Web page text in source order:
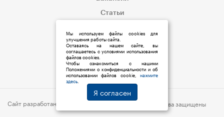
Статьи
Сайт разработан: © 2019 Мед:Store | Все права защищены
Мы используем файлы cookies для
улучшения работы сайта.
Оставаясь на нашем сайте, вы
соглашаетесь с условиями использования
файлов cookies.
Чтобы ознакомиться с нашими
Положениями о конфиденциальности и об
использовании файлов cookie, нажмите
здесь
Я согласен